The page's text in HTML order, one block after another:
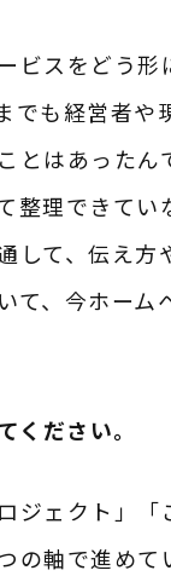
ビスをどう形
でも経営者や
とはあったん
整理できてい
して、伝え方
て、今ホーム
ください。
ジェクト」
の軸で進めて